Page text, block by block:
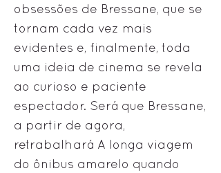
obsessões de Bressane, que se
tornam cada vez mais
evidentes e, finalmente, toda
uma ideia de cinema se revela
ao curioso e paciente
espectador. Será que Bressane,
a partir de agora,
retrabalhará A longa viagem
do ônibus amarelo quando